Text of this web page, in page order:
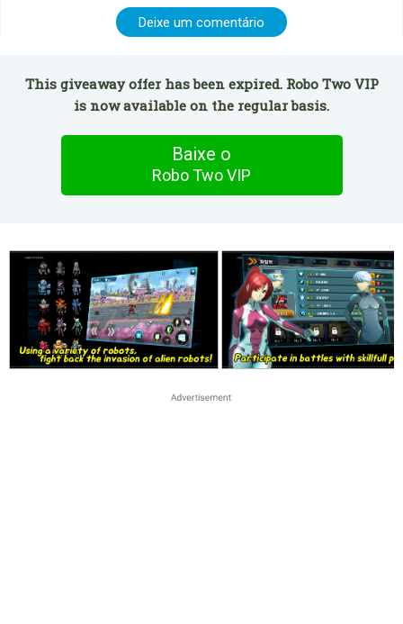
Deixe um comentário
This giveaway offer has been expired. Robo Two VIP
is now available on the regular basis.
Baixe o
Robo Two VIP